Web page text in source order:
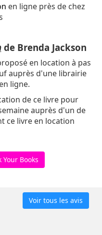
en ligne près de chez
de Brenda Jackson
en location à pas
auprès d'une librairie
ligne.
de ce livre pour
auprès d'un de
ce livre en location
Your Books
Voir tous les avis